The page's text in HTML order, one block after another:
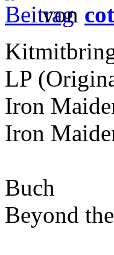
von
LP
Iron
Iron
Buch
Beyond